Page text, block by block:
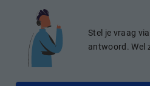
Stel je vraag
antwoord. Wel